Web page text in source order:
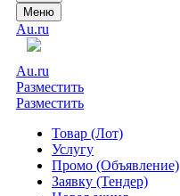
Меню
Au.ru
Au.ru
Разместить
Разместить
Товар (Лот)
Услугу
Промо (Объявление)
Заявку (Тендер)